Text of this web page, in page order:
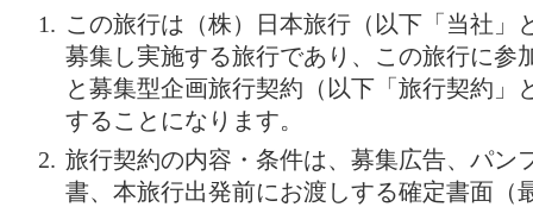
この旅行は（株）日本旅行（以下「当社」
募集し実施する旅行であり、この旅行に参
と募集型企画旅行契約（以下「旅行契約」
することになります。
旅行契約の内容・条件は、募集広告、パン
書、本旅行出発前にお渡しする確定書面（